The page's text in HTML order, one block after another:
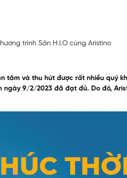
trình Săn H.I.O cùng Aristino
tâm và thu hút được rất nhiều quý
ngày 9/2/2023 đã đạt đủ. Do đó,